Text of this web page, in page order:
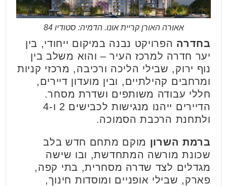
אאורה האורן קריית אונו. הדמיה: סטודיו 84
בחדרה הפרויקט נבנה במיקום ייחודי, בין
יער חדרה למרכז העיר – והוא משלב בין
נוף ירוק, שבילי הליכה ורכיבה, מרכזי קניות
ומרחבים קהילתיים, ובין מועדון דיירים,
חללי עבודה משותפים ושדרת מסחר.
הדיירים ייהנו מנגישות לכבישים 2 ו-4
ולתחנת הרכבת הסמוכה.
ברמת השרון מוקם מתחם חדש בלב
שכונת מורשה המתחדשת, ובו שישה
מגדלים לצד שדרה מסחרית, בתי קפה,
פארק, שבילי אופניים ומוסדות חינוך,